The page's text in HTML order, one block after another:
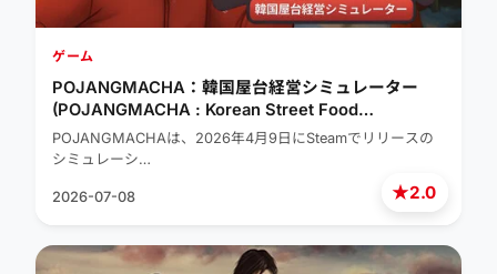
★2.0
ゲーム
POJANGMACHA：韓国屋台経営シミュレーター
(POJANGMACHA : Korean Street Food
Management Simulator)
POJANGMACHAは、2026年4月9日にSteamでリリースの
シミュレーシ…
2026-07-08